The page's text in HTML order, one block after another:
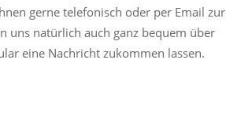
gerne telefonisch oder per Email zur
uns natürlich auch ganz bequem über
eine Nachricht zukommen lassen.